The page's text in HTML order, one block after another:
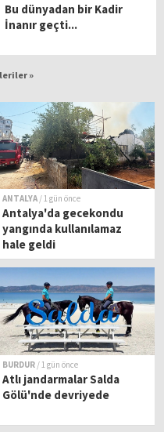
Bu dünyadan bir Kadir
İnanır geçti...
»
ANTALYA / 1 gün önce
Antalya'da gecekondu
yangında kullanılamaz
hale geldi
BURDUR / 1 gün önce
Atlı jandarmalar Salda
Gölü'nde devriyede